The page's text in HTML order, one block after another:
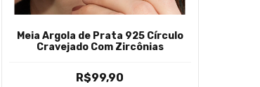
Meia Argola de Prata 925 Círculo
Cravejado Com Zircônias
R$99,90